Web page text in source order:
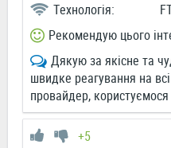
Технологія:
Рекомендую цього
Дякую за якісне та
швидке реагування на
провайдер,
+5